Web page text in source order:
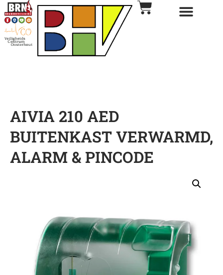
AIVIA 210 AED
BUITENKAST VERWARMD,
ALARM & PINCODE